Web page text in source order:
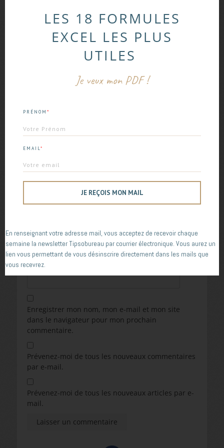
l’article
Excel !
Laisser un commentaire
Votre adresse e-mail ne sera pas publiée.
*
E-mail*
Site web
Enregistrer mon nom, mon e-mail et mon site
dans le navigateur pour mon prochain
commentaire.
Prévenez-moi de tous les nouveaux commentaires
par e-mail.
Prévenez-moi de tous les nouveaux articles par e-
mail.
LES 18 FORMULES
EXCEL LES PLUS
UTILES
Je veux mon PDF !
PRÉNOM *
EMAIL *
JE REÇOIS MON MAIL
En renseignant votre adresse mail, vous acceptez de recevoir chaque
semaine la newsletter Tipsobureau par courrier électronique. Vous aurez un
lien vous permettant de vous désinscrire directement dans les mails que
vous recevrez.